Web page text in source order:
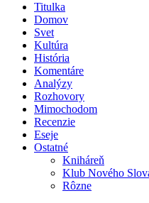
Titulka
Domov
Svet
Kultúra
História
Komentáre
Analýzy
Rozhovory
Mimochodom
Recenzie
Eseje
Ostatné
Kniháreň
Klub Nového
Rôzne